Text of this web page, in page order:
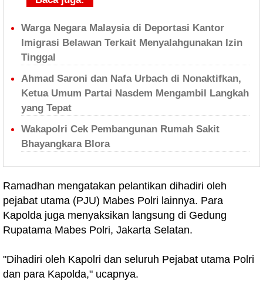
Warga Negara Malaysia di Deportasi Kantor
Imigrasi Belawan Terkait Menyalahgunakan Izin
Tinggal
Ahmad Saroni dan Nafa Urbach di Nonaktifkan,
Ketua Umum Partai Nasdem Mengambil Langkah
yang Tepat
Wakapolri Cek Pembangunan Rumah Sakit
Bhayangkara Blora
Ramadhan mengatakan pelantikan dihadiri oleh
pejabat utama (PJU) Mabes Polri lainnya. Para
Kapolda juga menyaksikan langsung di Gedung
Rupatama Mabes Polri, Jakarta Selatan.
"Dihadiri oleh Kapolri dan seluruh Pejabat utama Polri
dan para Kapolda," ucapnya.